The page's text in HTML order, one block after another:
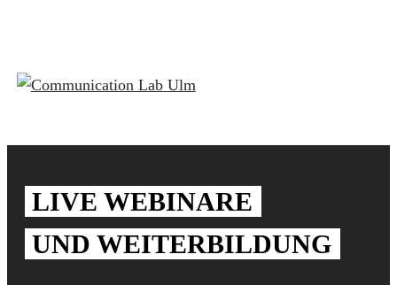
LIVE WEBINARE
UND WEITER­BILDUNG